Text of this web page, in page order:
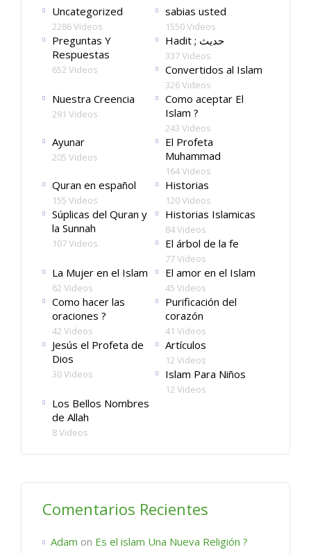
Uncategorized
2286 Videos
sabias usted
1550 Videos
Preguntas Y
Respuestas
652 Videos
Hadit ; حديث
337 Videos
Convertidos al Islam
326 Videos
Nuestra Creencia
291 Videos
Como aceptar El
Islam ?
243 Videos
Ayunar
205 Videos
El Profeta
Muhammad
164 Videos
Quran en español
155 Videos
Historias
120 Videos
Súplicas del Quran y
la Sunnah
107 Videos
Historias Islamicas
84 Videos
El árbol de la fe
77 Videos
La Mujer en el Islam
62 Videos
El amor en el Islam
45 Videos
Como hacer las
oraciones ?
42 Videos
Purificación del
corazón
41 Videos
Jesús el Profeta de
Dios
30 Videos
Artículos
12 Videos
Islam Para Niños
12 Videos
Los Bellos Nombres
de Allah
8 Videos
Comentarios Recientes
Adam on Es el islam Una Nueva Religión ?